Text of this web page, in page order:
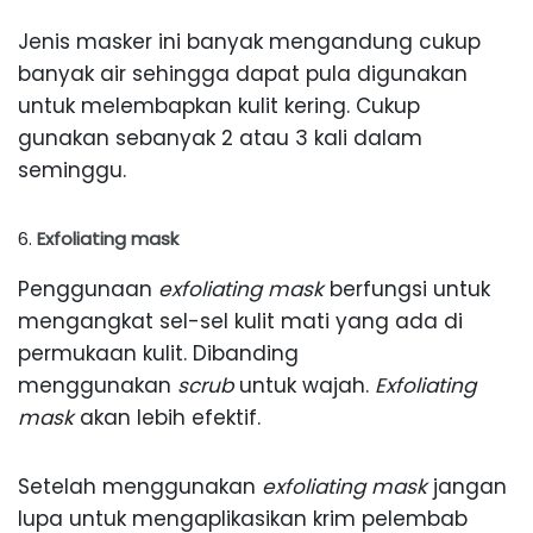
Jenis masker ini banyak mengandung cukup
banyak air sehingga dapat pula digunakan
untuk melembapkan kulit kering. Cukup
gunakan sebanyak 2 atau 3 kali dalam
seminggu.
Exfoliating mask
Penggunaan exfoliating maskberfungsi untuk
mengangkat sel-sel kulit mati yang ada di
permukaan kulit. Dibanding
menggunakan scrubuntuk wajah. Exfoliating
maskakan lebih efektif.
Setelah menggunakan exfoliating maskjangan
lupa untuk mengaplikasikan krim pelembab